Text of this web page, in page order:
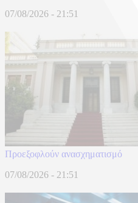
07/08/2026 - 21:51
Προεξοφλούν ανασχηματισμό
07/08/2026 - 21:51